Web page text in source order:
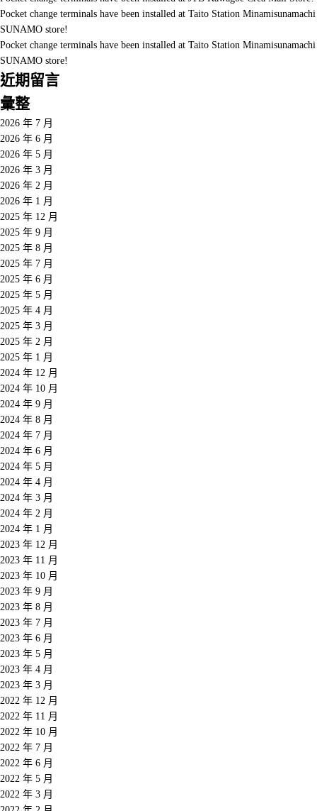
Pocket change terminals have been installed at Taito Station Minamisunamachi
SUNAMO store!
Pocket change terminals have been installed at Taito Station Minamisunamachi
SUNAMO store!
近期留言
彙整
2026 年 7 月
2026 年 6 月
2026 年 5 月
2026 年 3 月
2026 年 2 月
2026 年 1 月
2025 年 12 月
2025 年 9 月
2025 年 8 月
2025 年 7 月
2025 年 6 月
2025 年 5 月
2025 年 4 月
2025 年 3 月
2025 年 2 月
2025 年 1 月
2024 年 12 月
2024 年 10 月
2024 年 9 月
2024 年 8 月
2024 年 7 月
2024 年 6 月
2024 年 5 月
2024 年 4 月
2024 年 3 月
2024 年 2 月
2024 年 1 月
2023 年 12 月
2023 年 11 月
2023 年 10 月
2023 年 9 月
2023 年 8 月
2023 年 7 月
2023 年 6 月
2023 年 5 月
2023 年 4 月
2023 年 3 月
2022 年 12 月
2022 年 11 月
2022 年 10 月
2022 年 7 月
2022 年 6 月
2022 年 5 月
2022 年 3 月